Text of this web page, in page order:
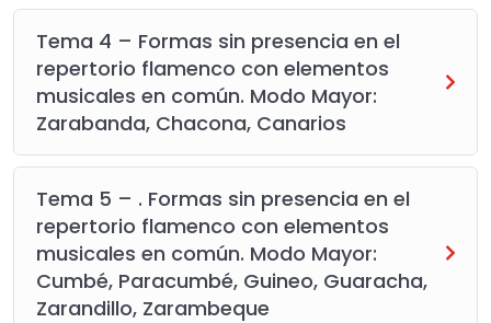
Tema 4 – Formas sin presencia en el
repertorio flamenco con elementos
musicales en común. Modo Mayor:
Zarabanda, Chacona, Canarios
Tema 5 – . Formas sin presencia en el
repertorio flamenco con elementos
musicales en común. Modo Mayor:
Cumbé, Paracumbé, Guineo, Guaracha,
Zarandillo, Zarambeque